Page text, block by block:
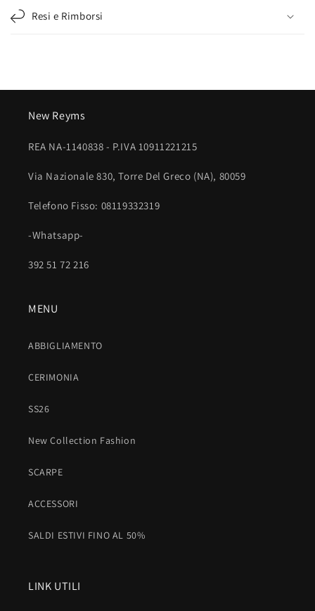
u
Resi e Rimborsi
New Reyms
REA NA-1140838 - P.IVA 10911221215
Via Nazionale 830, Torre Del Greco (NA), 80059
Telefono Fisso: 08119332319
-Whatsapp-
392 51 72 216
MENU
ABBIGLIAMENTO
CERIMONIA
SS26
New Collection Fashion
SCARPE
ACCESSORI
SALDI ESTIVI FINO AL 50%
LINK UTILI